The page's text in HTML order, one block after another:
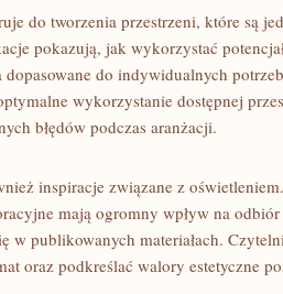
do tworzenia przestrzeni, które są
pokazują, jak wykorzystać
dopasowane do indywidualnych
wykorzystanie dostępnej
błędów podczas aranżacji.
inspiracje związane z
mają ogromny wpływ na odbiór
w publikowanych materiałach.
oraz podkreślać walory estetyczne